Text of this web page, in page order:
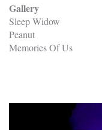
Gallery
Sleep Widow
Peanut
Memories Of Us